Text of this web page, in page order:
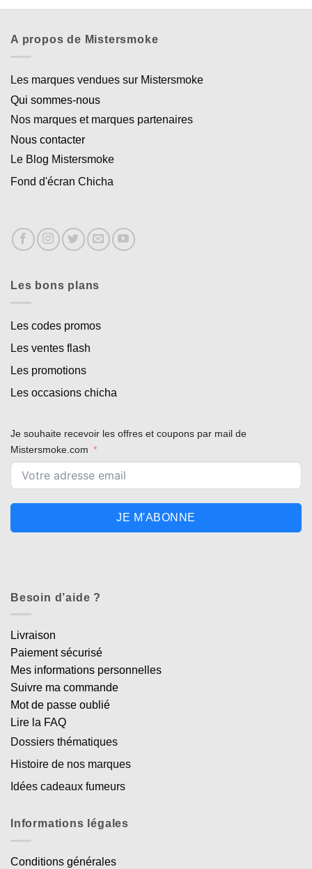
A propos de Mistersmoke
Les marques vendues sur Mistersmoke
Qui sommes-nous
Nos marques et marques partenaires
Nous contacter
Le Blog Mistersmoke
Fond d'écran Chicha
Les bons plans
Les codes promos
Les ventes flash
Les promotions
Les occasions chicha
Je souhaite recevoir les offres et coupons par mail de
Mistersmoke.com
JE M'ABONNE
Besoin d’aide ?
Livraison
Paiement sécurisé
Mes informations personnelles
Suivre ma commande
Mot de passe oublié
Lire la FAQ
Dossiers thématiques
Histoire de nos marques
Idées cadeaux fumeurs
Informations légales
Conditions générales